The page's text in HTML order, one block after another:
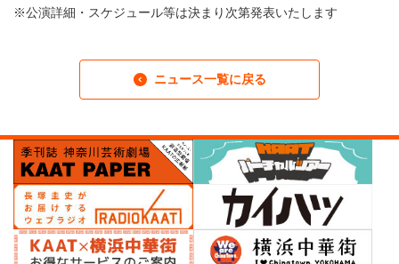
※公演詳細・スケジュール等は決まり次第発表いたします
ニュース一覧に戻る